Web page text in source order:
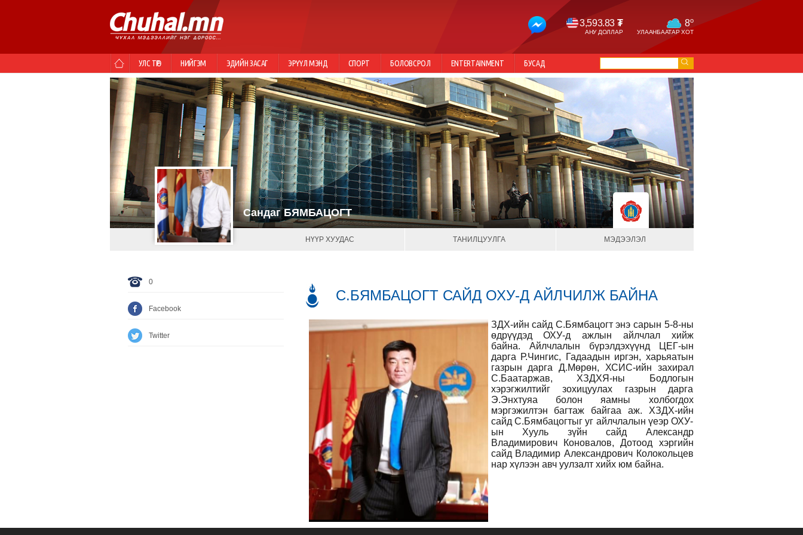
3,593.83 ₮
АНУ ДОЛЛАР
8o
УЛААНБААТАР ХОТ
УЛС ТӨР НИЙГЭМ ЭДИЙН ЗАСАГ ЭРҮҮЛ МЭНД СПОРТ БОЛОВСРОЛ ENTERTAINMENT БУСАД
СандагБЯМБАЦОГТ
НҮҮР ХУУДАС ТАНИЛЦУУЛГА МЭДЭЭЛЭЛ
0
Facebook
Twitter
С.БЯМБАЦОГТ САЙД ОХУ-Д АЙЛЧИЛЖ БАЙНА
ЗДХ-ийн сайд С.Бямбацогт энэ сарын 5-8-ны
өдрүүдэд ОХУ-д ажлын айлчлал хийж
байна. Айлчлалын бүрэлдэхүүнд ЦЕГ-ын
дарга Р.Чингис, Гадаадын иргэн, харьяатын
газрын дарга Д.Мөрөн, ХСИС-ийн захирал
С.Баатаржав, ХЗДХЯ-ны Бодлогын
хэрэгжилтийг зохицуулах газрын дарга
Э.Энхтуяа болон яамны холбогдох
мэргэжилтэн багтаж байгаа аж. ХЗДХ-ийн
сайд С.Бямбацогтыг уг айлчлалын үеэр ОХУ-
ын Хууль зүйн сайд Александр
Владимирович Коновалов, Дотоод хэргийн
сайд Владимир Александрович Колокольцев
нар хүлээн авч уулзалт хийх юм байна.